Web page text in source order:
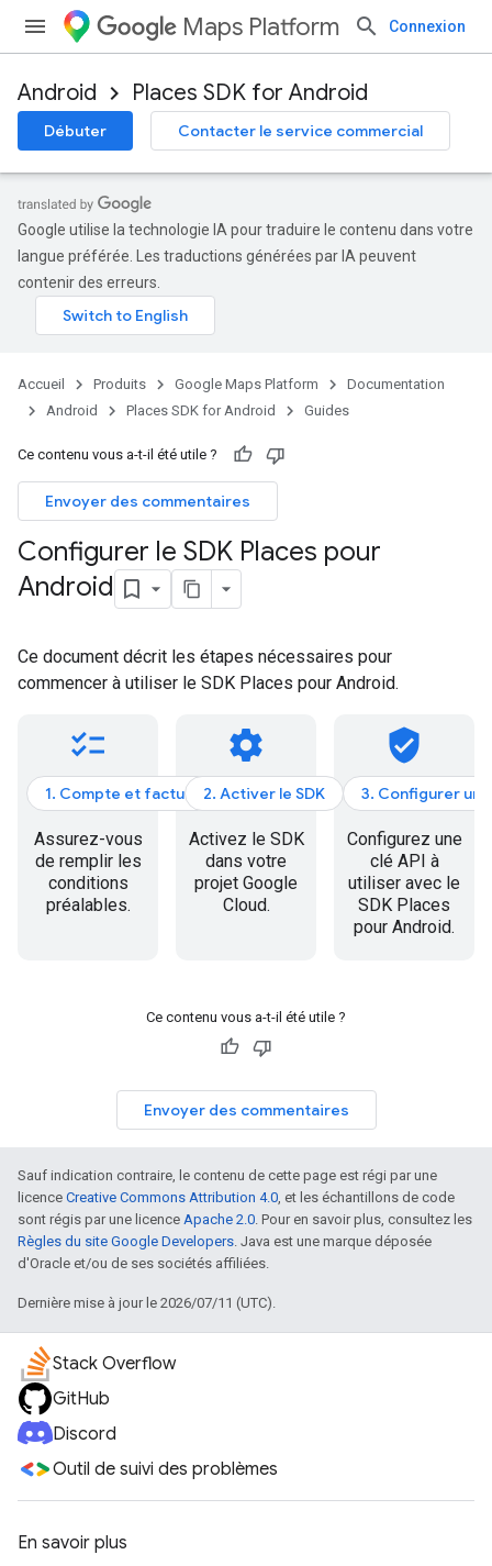
Maps Platform Connexion
Android Places SDK for Android
Débuter Contacter le service commercial
Google utilise la technologie IA pour traduire le contenu dans votre
langue préférée. Les traductions générées par IA peuvent
contenir des erreurs.
Accueil Produits Google Maps Platform
Documentation
Android
Places SDK for Android Guides
Ce contenu vous a-t-il été utile ?
Envoyer des commentaires
Configurer le SDK Places pour
Android
Ce document décrit les étapes nécessaires pour
commencer à utiliser le SDK Places pour Android.
checklist
1. Compte et facturation
Assurez-vous
de remplir les
conditions
préalables.
settings
2. Activer le SDK
Activez le SDK
dans votre
projet Google
Cloud.
verified_user
3. Configurer une
Configurez une
clé API à
utiliser avec le
SDK Places
pour Android.
Ce contenu vous a-t-il été utile ?
Envoyer des commentaires
Sauf indication contraire, le contenu de cette page est régi par une
licence Creative Commons Attribution 4.0, et les échantillons de code
sont régis par une licence Apache 2.0. Pour en savoir plus, consultez les
Règles du site Google Developers. Java est une marque déposée
d'Oracle et/ou de ses sociétés affiliées.
Dernière mise à jour le 2026/07/11 (UTC).
Stack Overflow
GitHub
Discord
Outil de suivi des problèmes
En savoir plus